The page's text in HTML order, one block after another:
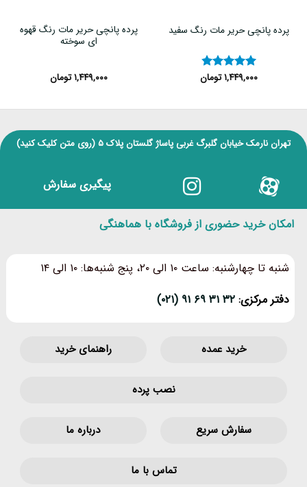
پرده پانچی حریر مات رنگ سفید
نمره۴.۸۳۱,۴۴۹,۰۰۰ تومان
پرده پانچی حریر مات رنگ قهوه
ای سوخته
۱,۴۴۹,۰۰۰ تومان
تهران نارمک خیابان گلبرگ غربی پاساژ گلستان پلاک ۵ (روی متن کلیک کنید)
پیگیری سفارش
امکان خرید حضوری از فروشگاه با هماهنگی
شنبه تا چهارشنبه: ساعت ۱۰ الی ۲۰، پنج شنبه‌ها: ۱۰ الی ۱۴
دفتر مرکزی: ۳۲ ۳۱ ۶۹ ۹۱ (۰۲۱)
خرید عمده راهنمای خرید
نصب پرده
سفارش سریع درباره ما
تماس با ما